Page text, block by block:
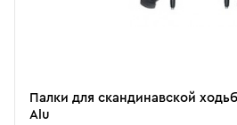
Палки для скандинавской
Alu